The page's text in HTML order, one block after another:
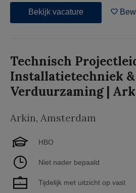
Bekijk vacature
Technisch
Installatietechniek &
Verduurzaming |
Arkin, Amsterdam
HBO
Niet nader bepaald
Tijdelijk met uitzicht op vast